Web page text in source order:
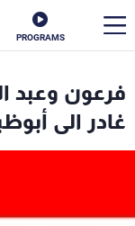
PROGRAMS
فرعون وعبد
غادر الى
الأخبار